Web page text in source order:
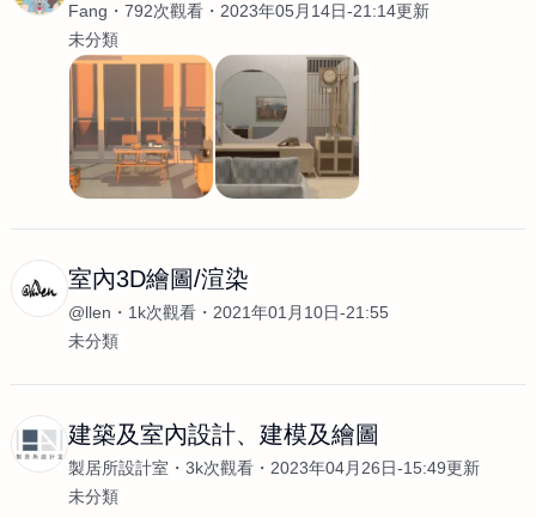
Fang 792次觀看
2023年05月14日-21:14更新
未分類
室內3D繪圖/渲染
@llen 1k次觀看
2021年01月10日-21:55
未分類
建築及室內設計、建模及繪圖
製居所設計室 3k次觀看
2023年04月26日-15:49更新
未分類